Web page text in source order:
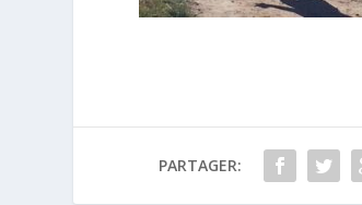
PARTAGER: